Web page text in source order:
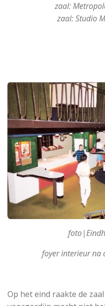
zaal:
zaal: Studio
foyer interieur na
Op het eind raakte de